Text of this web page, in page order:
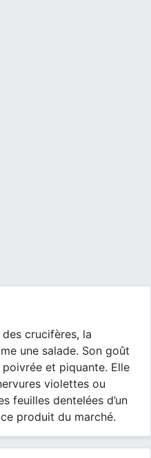
crucifères, la
une salade. Son goût
et piquante. Elle
violettes ou
feuilles dentelées d’un
produit du marché.